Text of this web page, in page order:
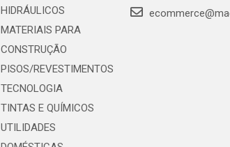
HIDRÁULICOS
MATERIAIS PARA
CONSTRUÇÃO
PISOS/REVESTIMENTOS
TECNOLOGIA
TINTAS E QUÍMICOS
UTILIDADES